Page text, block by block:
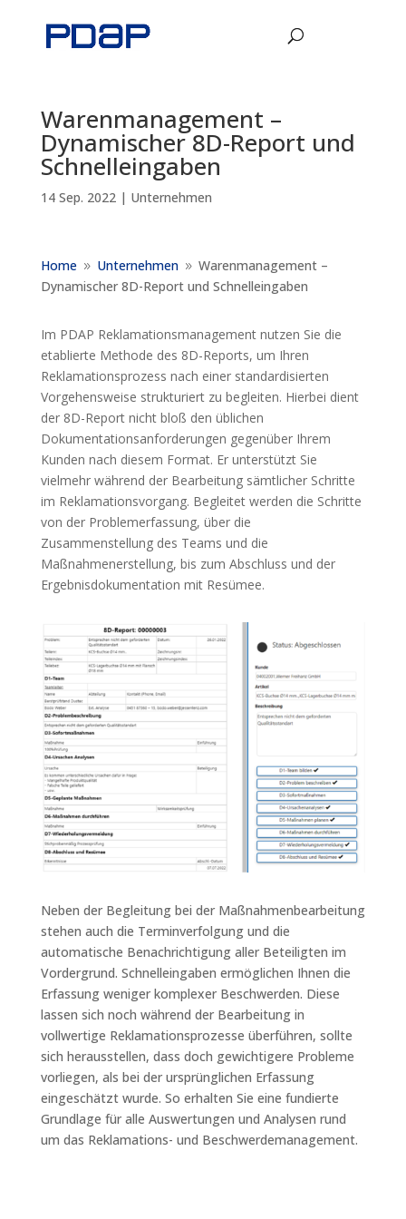
Warenmanagement –
Dynamischer 8D-Report und
Schnelleingaben
14 Sep. 2022| Unternehmen
Home 9 Unternehmen 9 Warenmanagement –
Dynamischer 8D-Report und Schnelleingaben
Im PDAP Reklamationsmanagement nutzen Sie die
etablierte Methode des 8D-Reports, um Ihren
Reklamationsprozess nach einer standardisierten
Vorgehensweise strukturiert zu begleiten. Hierbei dient
der 8D-Report nicht bloß den üblichen
Dokumentationsanforderungen gegenüber Ihrem
Kunden nach diesem Format. Er unterstützt Sie
vielmehr während der Bearbeitung sämtlicher Schritte
im Reklamationsvorgang. Begleitet werden die Schritte
von der Problemerfassung, über die
Zusammenstellung des Teams und die
Maßnahmenerstellung, bis zum Abschluss und der
Ergebnisdokumentation mit Resümee.
Neben der Begleitung bei der Maßnahmenbearbeitung
stehen auch die Terminverfolgung und die
automatische Benachrichtigung aller Beteiligten im
Vordergrund. Schnelleingaben ermöglichen Ihnen die
Erfassung weniger komplexer Beschwerden. Diese
lassen sich noch während der Bearbeitung in
vollwertige Reklamationsprozesse überführen, sollte
sich herausstellen, dass doch gewichtigere Probleme
vorliegen, als bei der ursprünglichen Erfassung
eingeschätzt wurde. So erhalten Sie eine fundierte
Grundlage für alle Auswertungen und Analysen rund
um das Reklamations- und Beschwerdemanagement.